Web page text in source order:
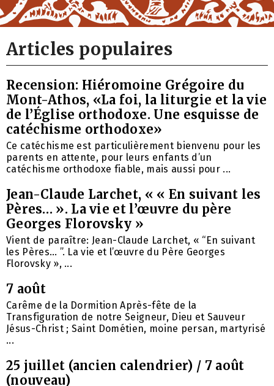
Articles populaires
Recension: Hiéromoine Grégoire du
Mont-Athos, «La foi, la liturgie et la vie
de l’Église orthodoxe. Une esquisse de
catéchisme orthodoxe»
Ce catéchisme est particulièrement bienvenu pour les
parents en attente, pour leurs enfants d’un
catéchisme orthodoxe fiable, mais aussi pour ...
Jean-Claude Larchet, « « En suivant les
Pères… ». La vie et l’œuvre du père
Georges Florovsky »
Vient de paraître: Jean-Claude Larchet, « “En suivant
les Pères… ”. La vie et l’œuvre du Père Georges
Florovsky », ...
7 août
Carême de la Dormition Après-fête de la
Transfiguration de notre Seigneur, Dieu et Sauveur
Jésus-Christ ; Saint Dométien, moine persan, martyrisé
...
25 juillet (ancien calendrier) / 7 août
(nouveau)